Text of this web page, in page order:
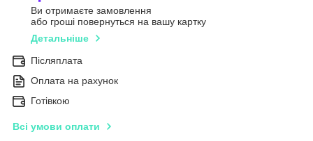
Ви отримаєте замовлення
або гроші повернуться на вашу картку
Детальніше
Післяплата
Оплата на рахунок
Готівкою
Всі умови оплати